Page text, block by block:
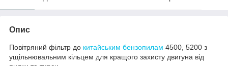
Опис
Повітряний фільтр до китайським бензопилам 4500, 5200 з
ущільнювальним кільцем для кращого захисту двигуна від